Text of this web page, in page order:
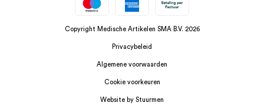
Copyright Medische Artikelen SMA B.V. 2026
Privacybeleid
Algemene voorwaarden
Cookie voorkeuren
Website by Stuurmen